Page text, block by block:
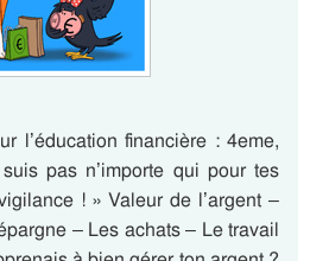
l’éducation financière : 4eme,
pas n’importe qui pour tes
! » Valeur de l’argent –
– Les achats – Le travail